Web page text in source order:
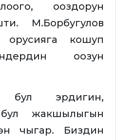
ооздорун
М.Борбугулов
орусияга кошуп
оозун
бул эрдигин,
жакшылыгын
чыгар. Биздин